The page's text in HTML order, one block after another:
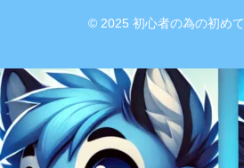
© 2025 初心者の為の初め